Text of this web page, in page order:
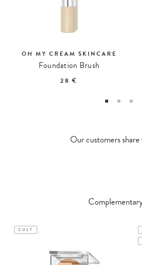
OH MY CREAM SKINCARE
Foundation Brush
28 €
Our customers
CULT